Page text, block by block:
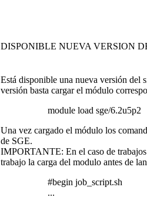
DISPONIBLE NUEVA VERSION
Está disponible una nueva versión del
versión basta cargar el módulo
module load sge/6.2u5p2
Una vez cargado el módulo los
de SGE.
IMPORTANTE: En el caso de
trabajo la carga del modulo antes de
#begin job_script.sh
...